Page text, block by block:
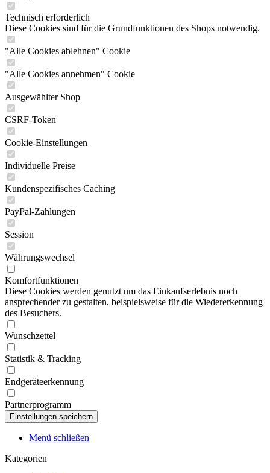
Technisch erforderlich
Diese Cookies sind für die Grundfunktionen des Shops notwendig.
"Alle Cookies ablehnen" Cookie
"Alle Cookies annehmen" Cookie
Ausgewählter Shop
CSRF-Token
Cookie-Einstellungen
Individuelle Preise
Kundenspezifisches Caching
PayPal-Zahlungen
Session
Währungswechsel
Komfortfunktionen
Diese Cookies werden genutzt um das Einkaufserlebnis noch
ansprechender zu gestalten, beispielsweise für die Wiedererkennung
des Besuchers.
Wunschzettel
Statistik & Tracking
Endgeräteerkennung
Partnerprogramm
Menü schließen
Kategorien